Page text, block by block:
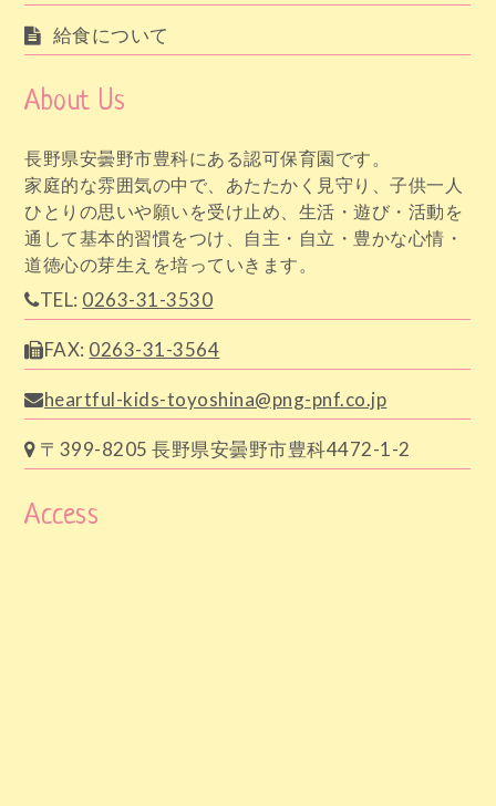
給食について
About Us
長野県安曇野市豊科にある認可保育園です。
家庭的な雰囲気の中で、あたたかく見守り、子供一人
ひとりの思いや願いを受け止め、生活・遊び・活動を
通して基本的習慣をつけ、自主・自立・豊かな心情・
道徳心の芽生えを培っていきます。
TEL: 0263-31-3530
FAX: 0263-31-3564
heartful-kids-toyoshina@png-pnf.co.jp
〒399-8205 長野県安曇野市豊科4472-1-2
Access